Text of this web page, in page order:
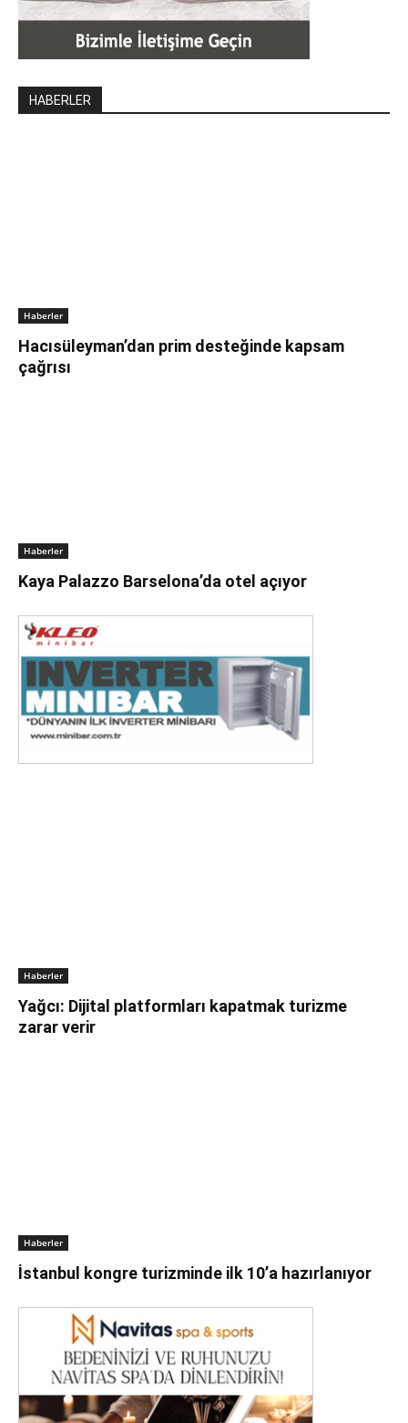
HABERLER
Haberler
Hacısüleyman’dan prim desteğinde kapsam
çağrısı
Haberler
Kaya Palazzo Barselona’da otel açıyor
Haberler
Yağcı: Dijital platformları kapatmak turizme
zarar verir
Haberler
İstanbul kongre turizminde ilk 10’a hazırlanıyor